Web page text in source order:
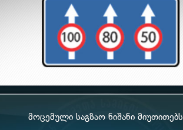
მოცემული საგზაო ნიშანი